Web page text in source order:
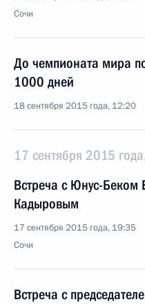
Сочи
До чемпионата мира
1000 дней
18 сентября 2015 года, 12:20
17 сентября 2015
Встреча с Юнус-
Кадыровым
17 сентября 2015 года, 19:35
Сочи
Встреча с